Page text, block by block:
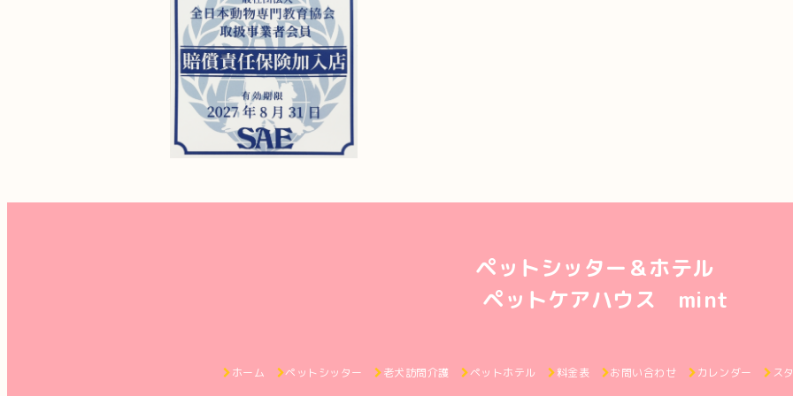
ペットシッター＆ホテル
ペットケアハウス mint
ホーム ペットシッター 老犬訪問介護 ペットホテル 料金表 お問い合わせ カレンダー ス